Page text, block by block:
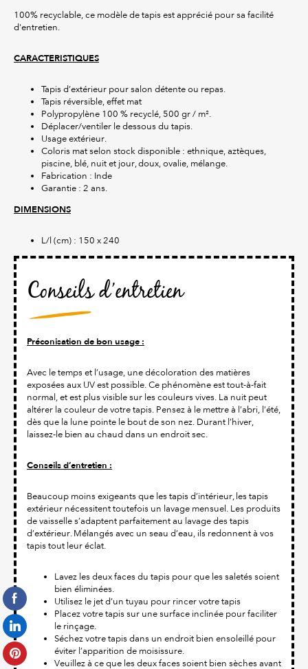
100% recyclable, ce modèle de tapis est apprécié pour sa facilité
d'entretien.
CARACTERISTIQUES
Tapis d’extérieur pour salon détente ou repas.
Tapis réversible, effet mat
Polypropylène 100 % recyclé, 500 gr / m².
Déplacer/ventiler le dessous du tapis.
Usage extérieur.
Coloris mat selon stock disponible : ethnique, aztèques,
piscine, blé, nuit et jour, doux, ovalie, mélange.
Fabrication : Inde
Garantie : 2 ans.
DIMENSIONS
L/l (cm) : 150 x 240
Conseils d’entretien
Préconisation de bon usage :
Avec le temps et l’usage, une décoloration des matières
exposées aux UV est possible. Ce phénomène est tout-à-fait
normal, et est plus visible sur les couleurs vives. La nuit peut
altérer la couleur de votre tapis. Pensez à le mettre à l’abri, l’été,
dès que la lune pointe le bout de son nez. Durant l’hiver,
laissez-le bien au chaud dans un endroit sec.
Conseils d’entretien :
Beaucoup moins exigeants que les tapis d’intérieur, les tapis
extérieur nécessitent toutefois un lavage mensuel. Les produits
de vaisselle s’adaptent parfaitement au lavage des tapis
d’extérieur. Mélangés avec un seau d’eau, ils redonnent à vos
tapis tout leur éclat.
Lavez les deux faces du tapis pour que les saletés soient
bien éliminées.
Utilisez le jet d’un tuyau pour rincer votre tapis
Placez votre tapis sur une surface inclinée pour faciliter
le rinçage.
Séchez votre tapis dans un endroit bien ensoleillé pour
éviter l’apparition de moisissure.
Veuillez à ce que les deux faces soient bien sèches avant